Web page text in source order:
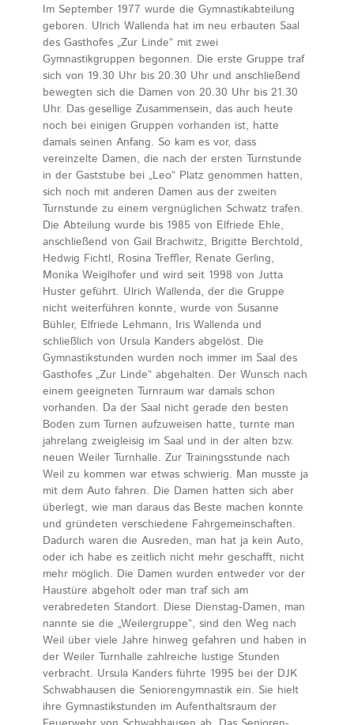
Im September 1977 wurde die Gymnastikabteilung
geboren. Ulrich Wallenda hat im neu erbauten Saal
des Gasthofes „Zur Linde“ mit zwei
Gymnastikgruppen begonnen. Die erste Gruppe traf
sich von 19.30 Uhr bis 20.30 Uhr und anschließend
bewegten sich die Damen von 20.30 Uhr bis 21.30
Uhr. Das gesellige Zusammensein, das auch heute
noch bei einigen Gruppen vorhanden ist, hatte
damals seinen Anfang. So kam es vor, dass
vereinzelte Damen, die nach der ersten Turnstunde
in der Gaststube bei „Leo“ Platz genommen hatten,
sich noch mit anderen Damen aus der zweiten
Turnstunde zu einem vergnüglichen Schwatz trafen.
Die Abteilung wurde bis 1985 von Elfriede Ehle,
anschließend von Gail Brachwitz, Brigitte Berchtold,
Hedwig Fichtl, Rosina Treffler, Renate Gerling,
Monika Weiglhofer und wird seit 1998 von Jutta
Huster geführt. Ulrich Wallenda, der die Gruppe
nicht weiterführen konnte, wurde von Susanne
Bühler, Elfriede Lehmann, Iris Wallenda und
schließlich von Ursula Kanders abgelöst. Die
Gymnastikstunden wurden noch immer im Saal des
Gasthofes „Zur Linde“ abgehalten. Der Wunsch nach
einem geeigneten Turnraum war damals schon
vorhanden. Da der Saal nicht gerade den besten
Boden zum Turnen aufzuweisen hatte, turnte man
jahrelang zweigleisig im Saal und in der alten bzw.
neuen Weiler Turnhalle. Zur Trainingsstunde nach
Weil zu kommen war etwas schwierig. Man musste ja
mit dem Auto fahren. Die Damen hatten sich aber
überlegt, wie man daraus das Beste machen konnte
und gründeten verschiedene Fahrgemeinschaften.
Dadurch waren die Ausreden, man hat ja kein Auto,
oder ich habe es zeitlich nicht mehr geschafft, nicht
mehr möglich. Die Damen wurden entweder vor der
Haustüre abgeholt oder man traf sich am
verabredeten Standort. Diese Dienstag-Damen, man
nannte sie die „Weilergruppe“, sind den Weg nach
Weil über viele Jahre hinweg gefahren und haben in
der Weiler Turnhalle zahlreiche lustige Stunden
verbracht. Ursula Kanders führte 1995 bei der DJK
Schwabhausen die Seniorengymnastik ein. Sie hielt
ihre Gymnastikstunden im Aufenthaltsraum der